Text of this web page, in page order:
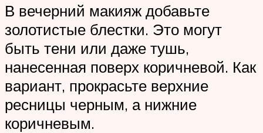
В вечерний макияж добавьте
золотистые блестки. Это могут
быть тени или даже тушь,
нанесенная поверх коричневой. Как
вариант, прокрасьте верхние
ресницы черным, а нижние
коричневым.